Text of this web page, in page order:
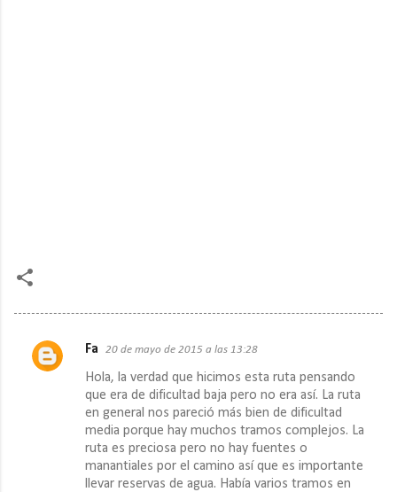
C
Fa 20 de mayo de 2015 a las 13:28
Hola, la verdad que hicimos esta ruta pensando
que era de dificultad baja pero no era así. La ruta
en general nos pareció más bien de dificultad
media porque hay muchos tramos complejos. La
ruta es preciosa pero no hay fuentes o
manantiales por el camino así que es importante
llevar reservas de agua. Había varios tramos en